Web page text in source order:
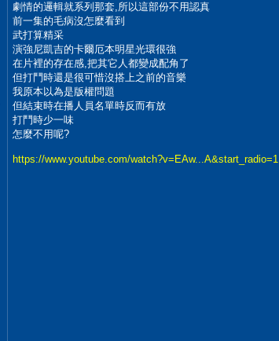
劇情的邏輯就系列那套,所以這部份不用認真
前一集的毛病沒怎麼看到
武打算精采
演強尼凱吉的卡爾厄本明星光環很強
在片裡的存在感,把其它人都變成配角了
但打鬥時還是很可惜沒搭上之前的音樂
我原本以為是版權問題
但結束時在播人員名單時反而有放
打鬥時少一味
怎麼不用呢?
https://www.youtube.com/watch?v=EAw...A&start_radio=1